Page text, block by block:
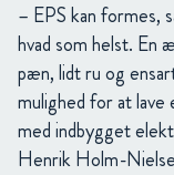
– EPS kan formes,
hvad som helst. En
pæn, lidt ru og
mulighed for at
med indbygget
Henrik Holm-